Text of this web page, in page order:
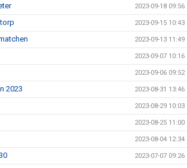
2023-09-18 09:56
2023-09-15 10:43
2023-09-13 11:49
2023-09-07 10:16
2023-09-06 09:52
2023 2023-08-31 13:46
2023-08-29 10:03
2023-08-25 11:00
2023-08-04 12:34
2023-07-07 09:26